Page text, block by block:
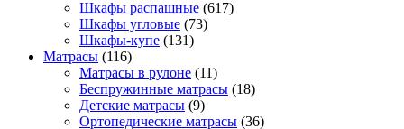
Шкафы распашные (617)
Шкафы угловые (73)
Шкафы-купе (131)
Матрасы (116)
Матрасы в рулоне (11)
Беспружинные матрасы (18)
Детские матрасы (9)
Ортопедические матрасы (36)